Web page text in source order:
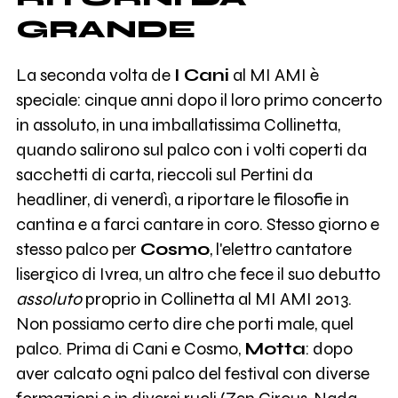
GRANDE
La seconda volta de I Cani al MI AMI è
speciale: cinque anni dopo il loro primo concerto
in assoluto, in una imballatissima Collinetta,
quando salirono sul palco con i volti coperti da
sacchetti di carta, rieccoli sul Pertini da
headliner, di venerdì, a riportare le filosofie in
cantina e a farci cantare in coro. Stesso giorno e
stesso palco per Cosmo, l'elettro cantatore
lisergico di Ivrea, un altro che fece il suo debutto
assolutoproprio in Collinetta al MI AMI 2013.
Non possiamo certo dire che porti male, quel
palco. Prima di Cani e Cosmo, Motta: dopo
aver calcato ogni palco del festival con diverse